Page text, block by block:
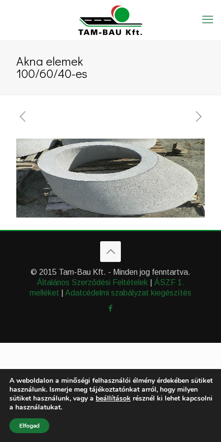
Akna elemek
100/60/40-es
© 2015 Tam-Bau Kft. - Minden jog fenntartva.
Általános Szerződési Feltételek
ÁSZF 1.
melléket
Adatcédelmi szabályzat kiegészítés
A weboldalon a minőségi felhasználói élmény érdekében sütiket
használunk. Ismerje meg tájékoztatónkat arról, hogy milyen
sütiket használunk, vagy a beállítások résznél ki lehet kapcsolni
a használatukat.
Elfogad